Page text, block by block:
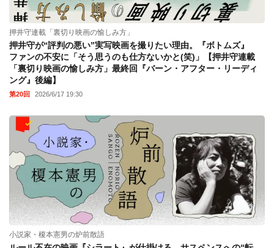
押井守連載「裏切り映画の愉しみ方」
押井守が“評判の悪い”実写映画を撮りたい理由。『ボトムズ』
ファンの不安に「そう思うのも仕方ないかと(笑)」【押井守連載
「裏切り映画の愉しみ方」最終回『バーン・アフター・リーディ
ング』後編】
第20回 2026/6/17 19:30
小説家・榎本憲男の炉前散語